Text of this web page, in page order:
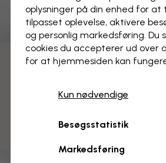
oplysninger på din enhed for at
tilpasset oplevelse, aktivere
og personlig markedsføring. Du
cookies du accepterer ud over
for at hjemmesiden kan
Kun nødvendige
Besøgsstatistik
Markedsføring